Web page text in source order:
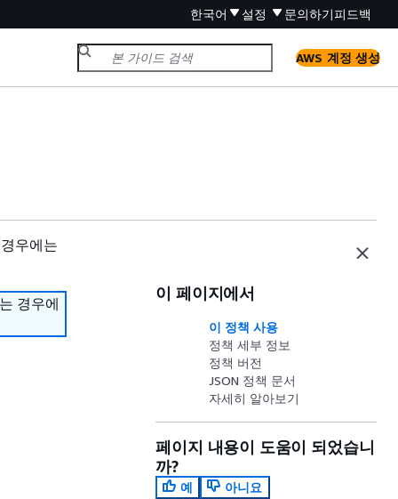
한국어 설정 문의하기피드백
AWS 계정 생성
우에는
경우에
이 페이지에서
이 정책 사용
정책 세부 정보
정책 버전
JSON 정책 문서
자세히 알아보기
페이지 내용이 도움이 되었습니
까?
예
아니요